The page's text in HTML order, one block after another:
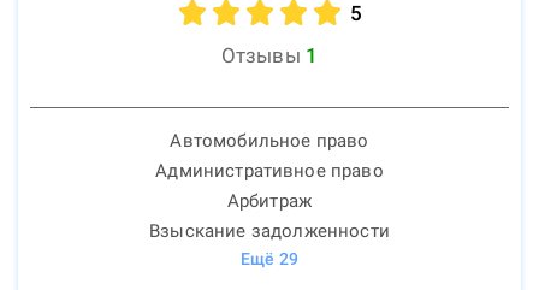
5
Отзывы 1
Автомобильное право
Административное право
Арбитраж
Взыскание задолженности
Ещё 29